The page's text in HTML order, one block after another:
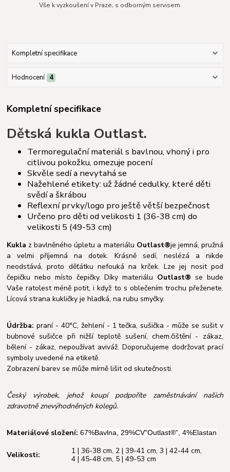
Vše k vyzkoušení v Praze, s odborným servisem.
Kompletní specifikace
Hodnocení 4
Kompletní specifikace
Dětská kukla Outlast.
Termoregulační materiál s bavlnou, vhoný i pro
citlivou pokožku, omezuje pocení
Skvěle sedí a nevytahá se
Nažehlené etikety: už žádné cedulky, které děti
svědí a škrábou
Reflexní prvky/logo pro ještě větší bezpečnost
Určeno pro děti od velikosti 1 (36-38 cm) do
velikosti 5 (49-53 cm)
Kukla z bavlněného úpletu a materiálu Outlast®je jemná, pružná
a velmi příjemná na dotek. Krásně sedí, neslézá a nikde
neodstává, proto děťátku nefouká na krček. Lze jej nosit pod
čepičku nebo místo čepičky. Díky materiálu Outlast® se bude
Vaše ratolest méně potit, i když to s oblečením trochu přeženete.
Lícová strana kukličky je hladká, na rubu smyčky.
Údržba: praní - 40°C, žehlení - 1 tečka, sušička - může se sušit v
bubnové sušičce při nižší teplotě sušení, chem.čištění - zákaz,
bělení - zákaz, nepoužívat aviváž. Doporučujeme dodržovat prací
symboly uvedené na etiketě.
Zobrazení barev se může mírně lišit od skutečnosti.
Český výrobek, jehož koupí podpoříte zaměstnávání našich
zdravotně znevýhodněných kolegů.
Materiálové složení:67%Bavlna, 29%CV"Outlast®", 4%Elastan
Velikosti: 1 | 36-38 cm, 2 | 39-41 cm,3 | 42-44 cm,
4 | 45-48 cm, 5 | 49-53 cm